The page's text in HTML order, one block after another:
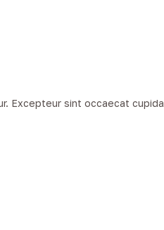
sint occaecat